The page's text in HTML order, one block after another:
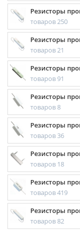
Резисторы
товаров 250
Резисторы
товаров 21
Резисторы
товаров 91
Резисторы
товаров 8
Резисторы
товаров 36
Резисторы
товаров 18
Резисторы
товаров 419
Резисторы
товаров 82